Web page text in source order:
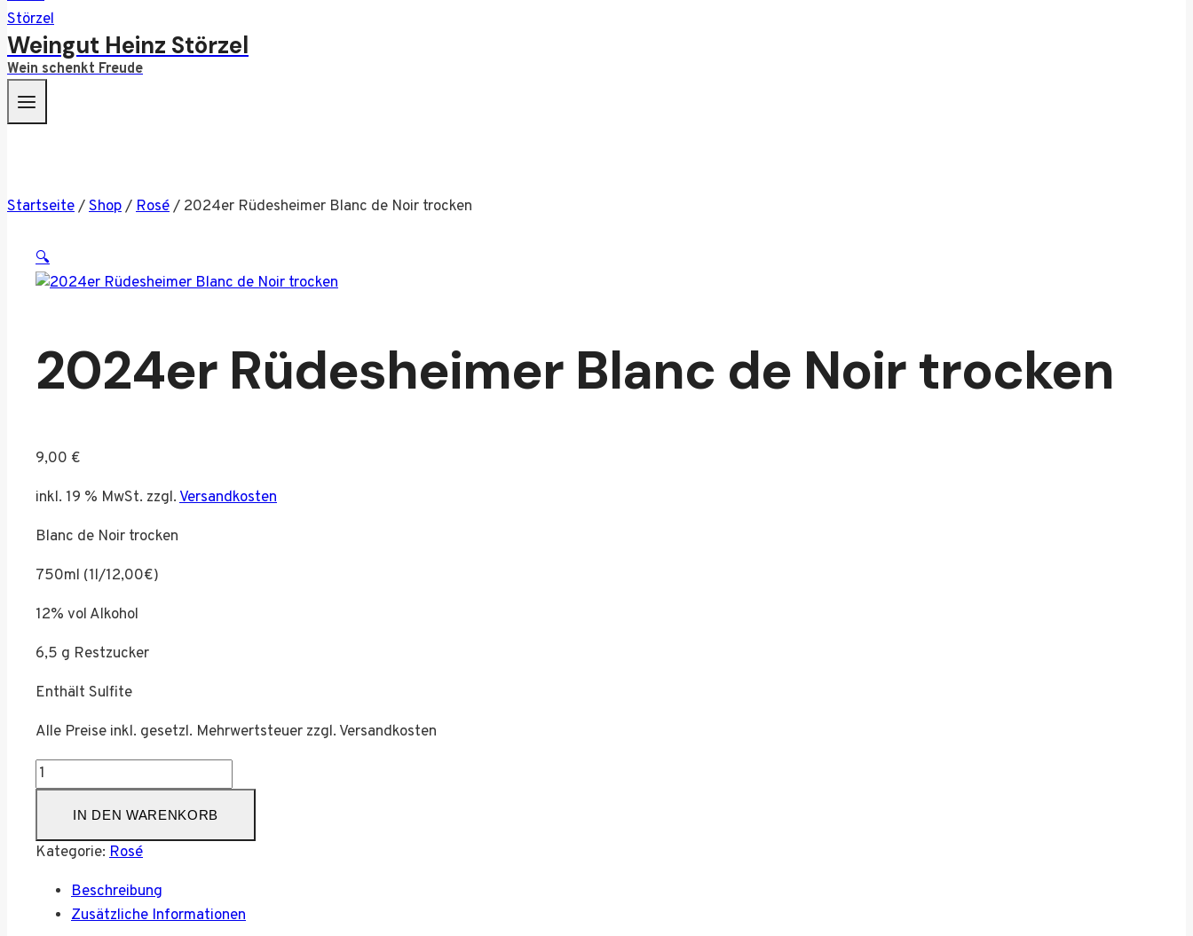
Weingut Heinz Störzel
Wein schenkt Freude
Startseite/Shop/Rosé/ 2024er Rüdesheimer Blanc de Noir trocken
🔍
2024er Rüdesheimer Blanc de Noir trocken
9,00 €
inkl. 19 % MwSt. zzgl.Versandkosten
Blanc de Noir trocken
750ml (1l/12,00€)
12% vol Alkohol
6,5 g Restzucker
Enthält Sulfite
Alle Preise inkl. gesetzl. Mehrwertsteuer zzgl. Versandkosten
2024er
Rüdesheimer
de
trocken
Menge
IN DEN WARENKORB
Kategorie: Rosé
Beschreibung
Zusätzliche Informationen